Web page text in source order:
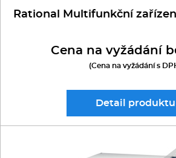
BAZAR
Rational Multifunkční
Cena na vyžádání
(Cena na vyžádání s
Detail produktu